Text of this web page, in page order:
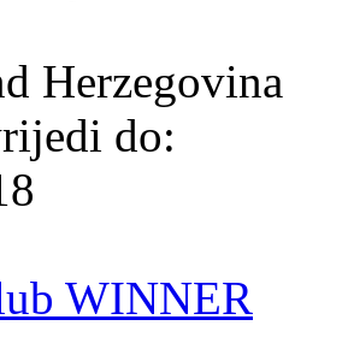
Herzegovina
do:
WINNER